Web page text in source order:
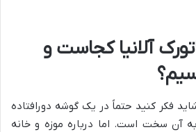
آلانیا کجاست و
فکر کنید حتماً در یک گوشه دورافتاده
آن سخت است. اما درباره موزه و خانه